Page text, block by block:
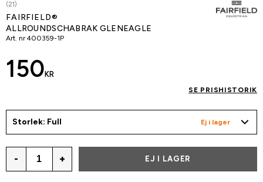
(21)
FAIRFIELD®
ALLROUNDSCHABRAK GLENEAGLE
Art. nr 400359-1P
150 KR
SE PRISHISTORIK
Storlek: Full Ej i lager
- + EJ I LAGER